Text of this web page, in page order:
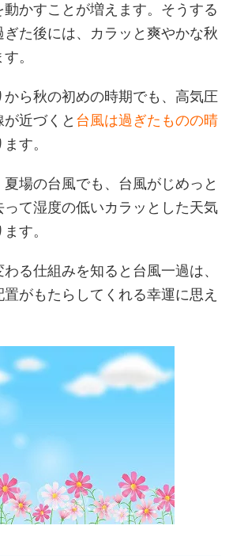
かすことが増えます。そうする
ぎた後には、カラッと爽やかな秋
。
ら秋の初めの時期でも、高気圧
近づくと 台風は過ぎたものの晴
す。
場の台風でも、台風がじめっと
って湿度の低いカラッとした天気
す。
る仕組みを知ると台風一過は、
がもたらしてくれる幸運に思え